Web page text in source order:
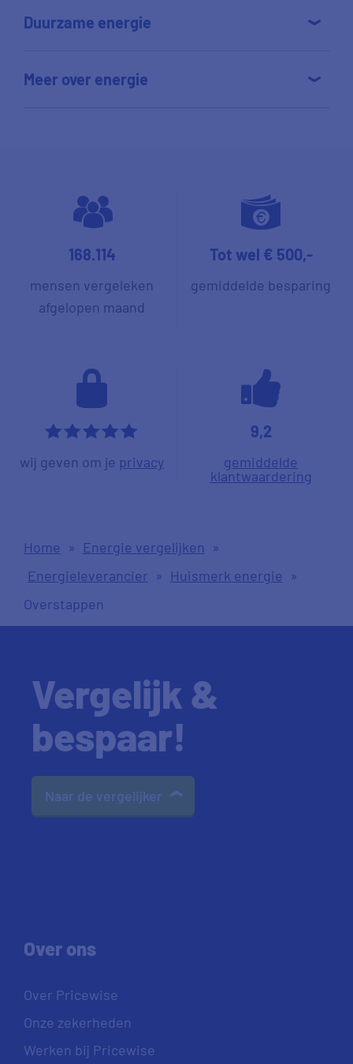
Duurzame energie
Meer over energie
168.114
mensen vergeleken
afgelopen maand
Tot wel € 500,-
gemiddelde besparing
*****
wij geven om je privacy
9,2
gemiddelde
klantwaardering
Home » Energie vergelijken »
Energieleverancier » Huismerk energie »
Overstappen
Vergelijk &
bespaar!
Naar de vergelijker
Over ons
Over Pricewise
Onze zekerheden
Werken bij Pricewise